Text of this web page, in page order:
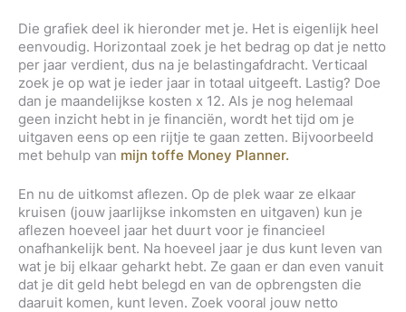
Die grafiek deel ik hieronder met je. Het is eigenlijk heel
eenvoudig. Horizontaal zoek je het bedrag op dat je netto
per jaar verdient, dus na je belastingafdracht. Verticaal
zoek je op wat je ieder jaar in totaal uitgeeft. Lastig? Doe
dan je maandelijkse kosten x 12. Als je nog helemaal
geen inzicht hebt in je financiën, wordt het tijd om je
uitgaven eens op een rijtje te gaan zetten. Bijvoorbeeld
met behulp van mijn toffe Money Planner.
En nu de uitkomst aflezen. Op de plek waar ze elkaar
kruisen (jouw jaarlijkse inkomsten en uitgaven) kun je
aflezen hoeveel jaar het duurt voor je financieel
onafhankelijk bent. Na hoeveel jaar je dus kunt leven van
wat je bij elkaar geharkt hebt. Ze gaan er dan even vanuit
dat je dit geld hebt belegd en van de opbrengsten die
daaruit komen, kunt leven. Zoek vooral jouw netto